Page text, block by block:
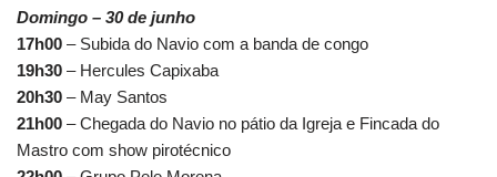
Domingo – 30 de junho
17h00 – Subida do Navio com a banda de congo
19h30 – Hercules Capixaba
20h30 – May Santos
21h00 – Chegada do Navio no pátio da Igreja e Fincada do
Mastro com show pirotécnico